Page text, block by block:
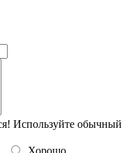
Используйте обычный
Хорошо